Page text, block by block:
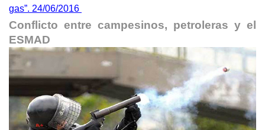
gas”. 24/06/2016
Conflicto entre campesinos, petroleras y el
ESMAD